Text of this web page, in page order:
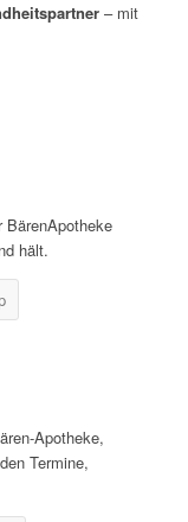
– mit
hält.
Apotheke,
Termine,